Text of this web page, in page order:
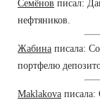
Семёнов писал:
нефтяников.
Жабина писала:
портфелю
Maklakova писала: